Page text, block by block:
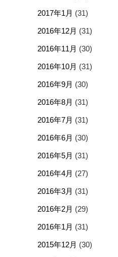
2017年1月 (31)
2016年12月 (31)
2016年11月 (30)
2016年10月 (31)
2016年9月 (30)
2016年8月 (31)
2016年7月 (31)
2016年6月 (30)
2016年5月 (31)
2016年4月 (27)
2016年3月 (31)
2016年2月 (29)
2016年1月 (31)
2015年12月 (30)